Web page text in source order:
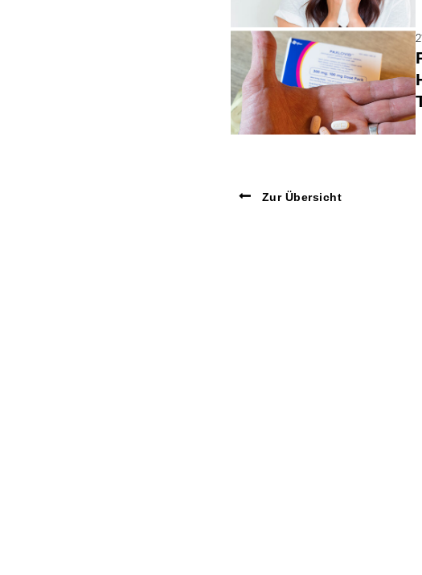
Zur Übersicht